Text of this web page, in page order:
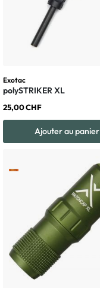
Exotac
polySTRIKER XL
25,00 CHF
Ajouter au panier